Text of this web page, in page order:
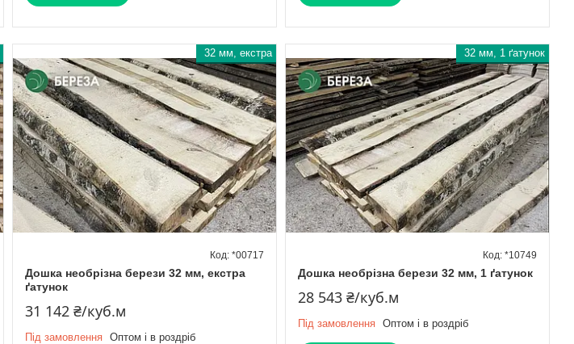
32 мм, екстра
Дошка необрізна берези 32 мм, екстра
ґатунок
*00717
31 142 ₴/куб.м
Під замовлення Оптом і в роздріб
32 мм, 1 ґатунок
Дошка необрізна берези 32 мм, 1 ґатунок
*10749
28 543 ₴/куб.м
Під замовлення Оптом і в роздріб